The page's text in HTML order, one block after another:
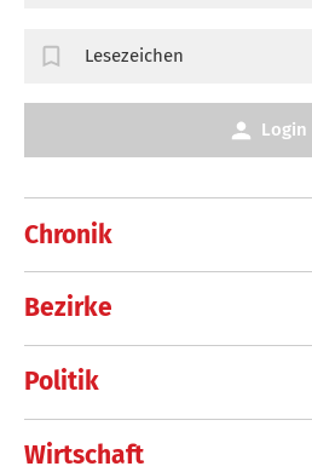
Chronik
Bezirke
Politik
Wirtschaft
Lesezeichen
Login